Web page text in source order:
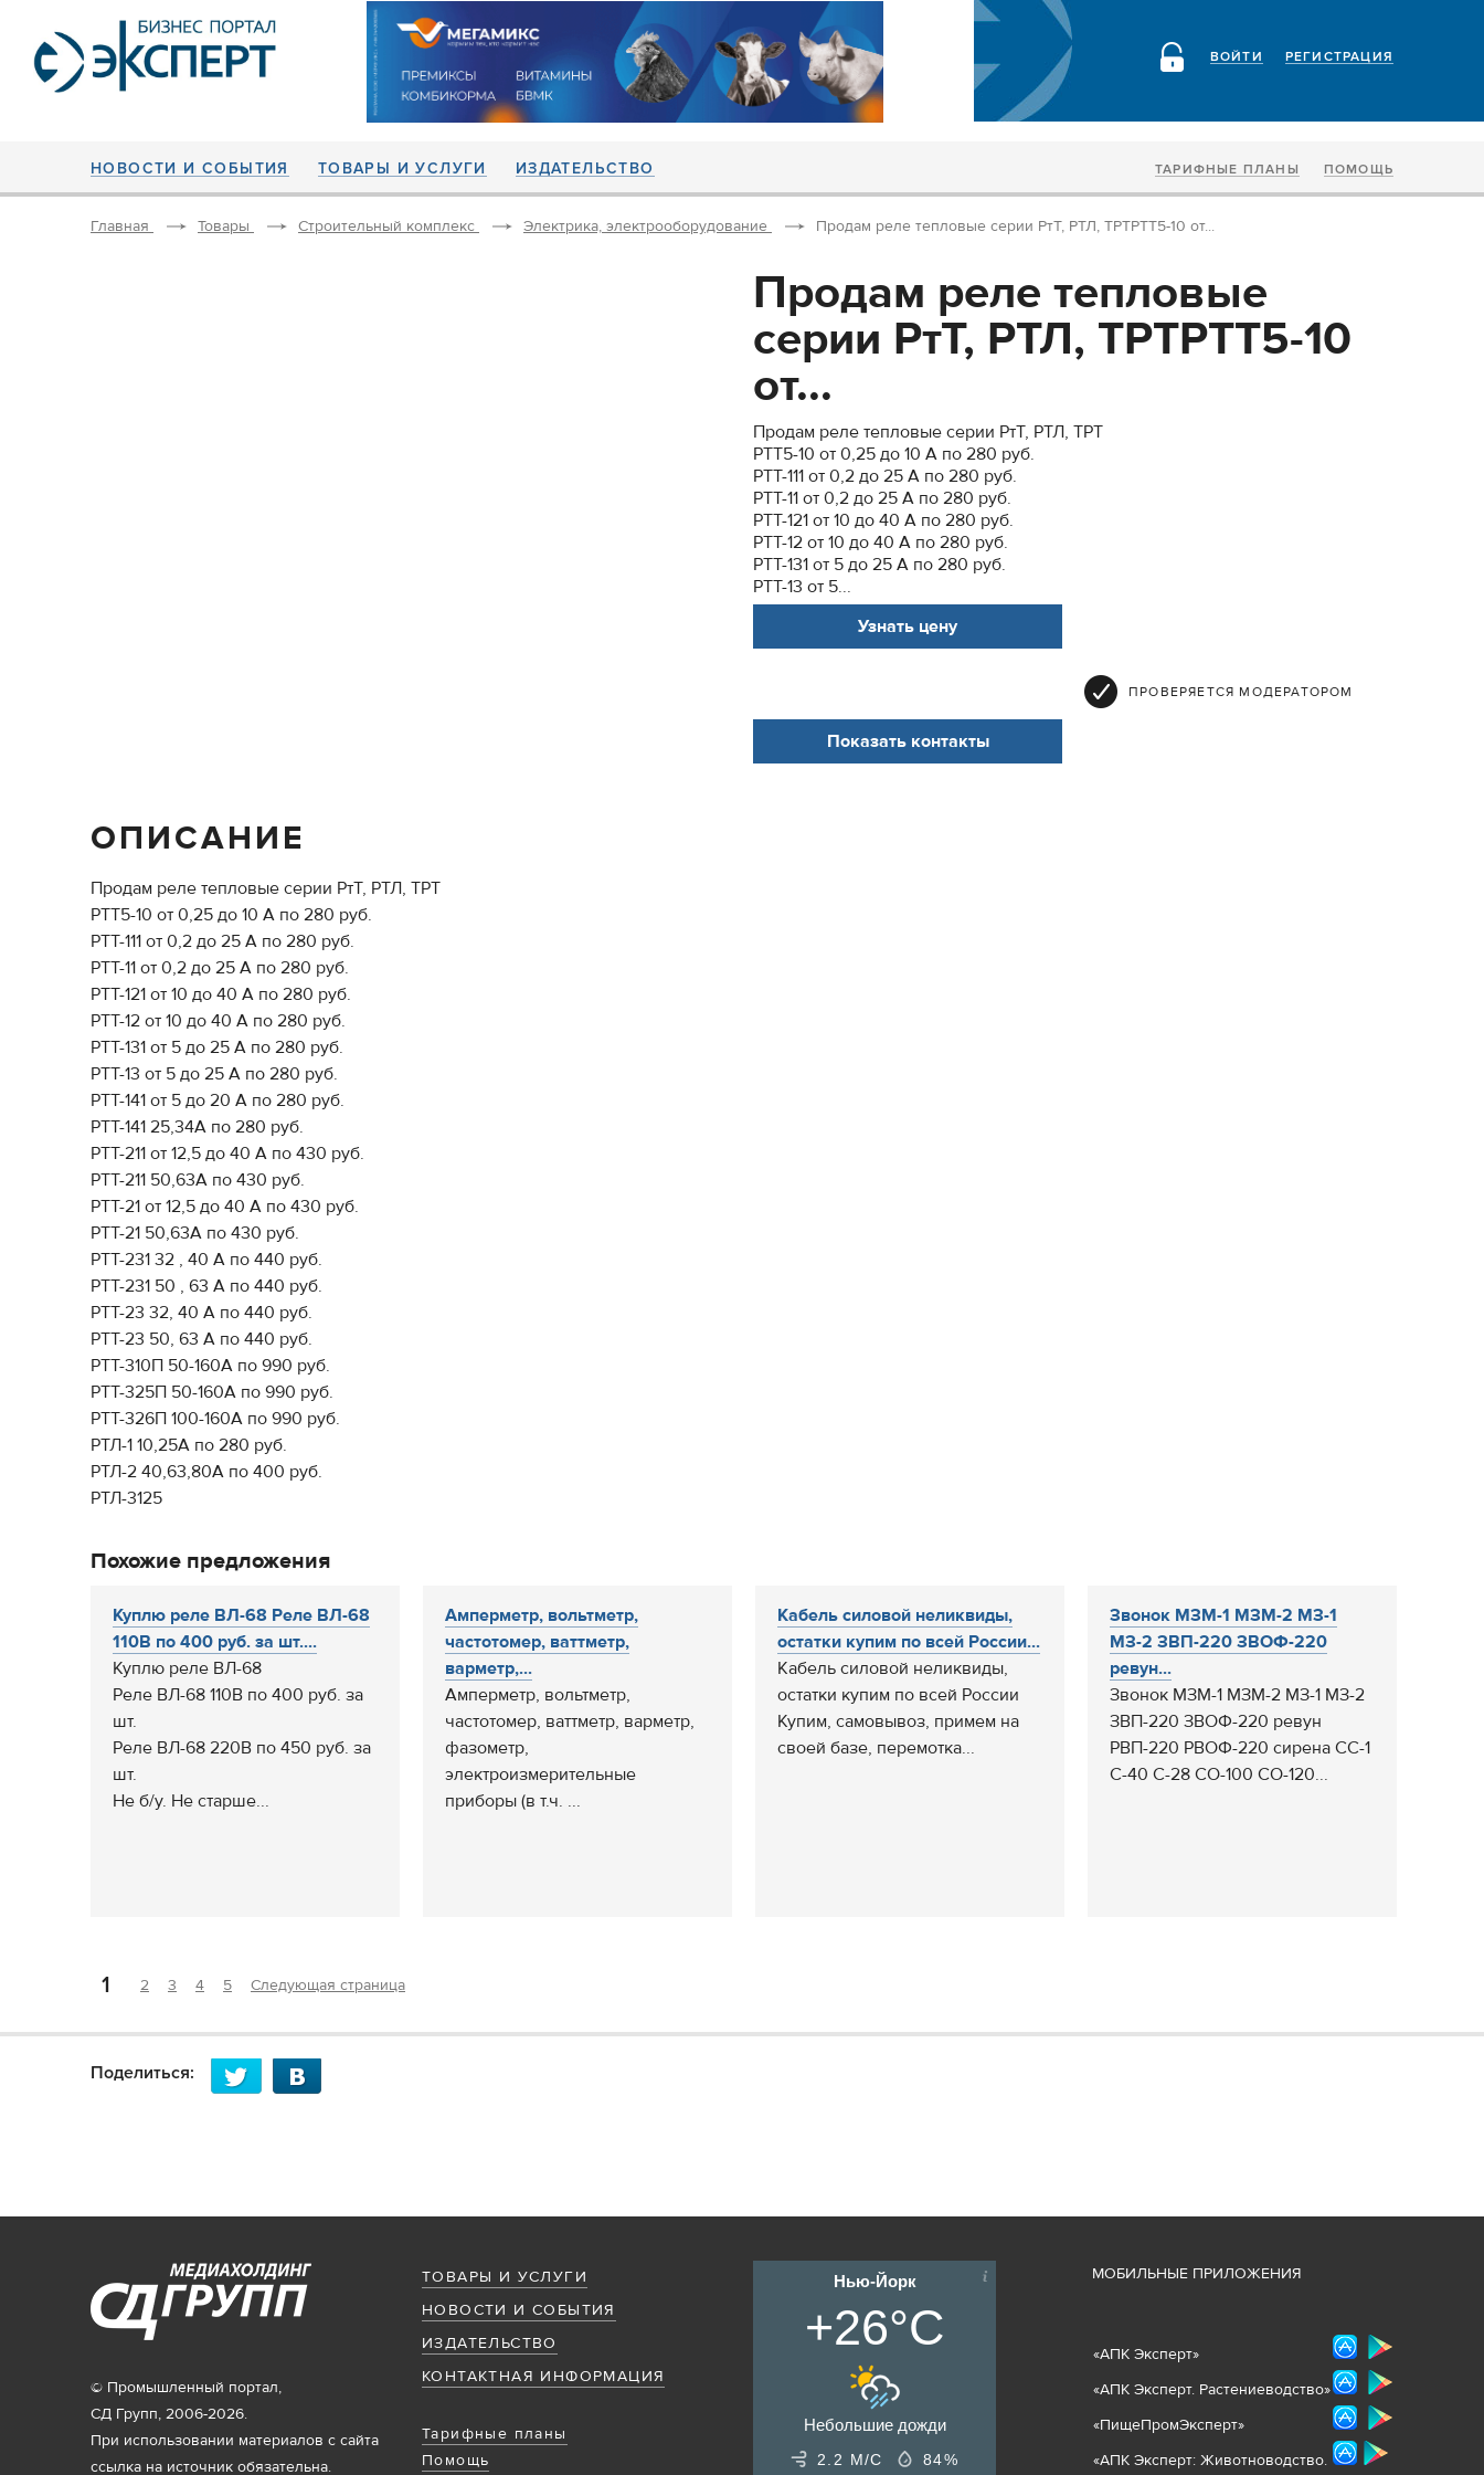
РЕГИСТРАЦИЯ
ВОЙТИ
НОВОСТИ И СОБЫТИЯ ТОВАРЫ И УСЛУГИ ИЗДАТЕЛЬСТВО ТАРИФНЫЕ ПЛАНЫ ПОМОЩЬ
Главная Товары Строительный комплекс Электрика, электрооборудование Продам реле тепловые серии РтТ, РТЛ, ТРТРТТ5-10 от...
Продам реле тепловые
серии РтТ, РТЛ, ТРТРТТ5-10
от...
Продам реле тепловые серии РтТ, РТЛ, ТРТ
РТТ5-10 от 0,25 до 10 А по 280 руб.
РТТ-111 от 0,2 до 25 А по 280 руб.
РТТ-11 от 0,2 до 25 А по 280 руб.
РТТ-121 от 10 до 40 А по 280 руб.
РТТ-12 от 10 до 40 А по 280 руб.
РТТ-131 от 5 до 25 А по 280 руб.
РТТ-13 от 5...
Узнать цену
ПРОВЕРЯЕТСЯ МОДЕРАТОРОМ
Показать контакты
ОПИСАНИЕ
Продам реле тепловые серии РтТ, РТЛ, ТРТ
РТТ5-10 от 0,25 до 10 А по 280 руб.
РТТ-111 от 0,2 до 25 А по 280 руб.
РТТ-11 от 0,2 до 25 А по 280 руб.
РТТ-121 от 10 до 40 А по 280 руб.
РТТ-12 от 10 до 40 А по 280 руб.
РТТ-131 от 5 до 25 А по 280 руб.
РТТ-13 от 5 до 25 А по 280 руб.
РТТ-141 от 5 до 20 А по 280 руб.
РТТ-141 25,34А по 280 руб.
РТТ-211 от 12,5 до 40 А по 430 руб.
РТТ-211 50,63А по 430 руб.
РТТ-21 от 12,5 до 40 А по 430 руб.
РТТ-21 50,63А по 430 руб.
РТТ-231 32 , 40 А по 440 руб.
РТТ-231 50 , 63 А по 440 руб.
РТТ-23 32, 40 А по 440 руб.
РТТ-23 50, 63 А по 440 руб.
РТТ-310П 50-160А по 990 руб.
РТТ-325П 50-160А по 990 руб.
РТТ-326П 100-160А по 990 руб.
РТЛ-1 10,25А по 280 руб.
РТЛ-2 40,63,80А по 400 руб.
РТЛ-3125
Похожие предложения
Куплю реле ВЛ-68 Реле ВЛ-68
110В по 400 руб. за шт....
Куплю реле ВЛ-68
Реле ВЛ-68 110В по 400 руб. за
шт.
Реле ВЛ-68 220В по 450 руб. за
шт.
Не б/у. Не старше...
Амперметр, вольтметр,
частотомер, ваттметр,
варметр,...
Амперметр, вольтметр,
частотомер, ваттметр, варметр,
фазометр,
электроизмерительные
приборы (в т.ч. ...
Кабель силовой неликвиды,
остатки купим по всей России...
Кабель силовой неликвиды,
остатки купим по всей России
Купим, самовывоз, примем на
своей базе, перемотка...
Звонок МЗМ-1 МЗМ-2 МЗ-1
МЗ-2 ЗВП-220 ЗВОФ-220
ревун...
Звонок МЗМ-1 МЗМ-2 МЗ-1 МЗ-2
ЗВП-220 ЗВОФ-220 ревун
РВП-220 РВОФ-220 сирена СС-1
С-40 С-28 СО-100 СО-120...
1 2 3 4 5 Следующая страница
Поделиться:
ТОВАРЫ И УСЛУГИ
НОВОСТИ И СОБЫТИЯ
ИЗДАТЕЛЬСТВО
КОНТАКТНАЯ ИНФОРМАЦИЯ
Тарифные планы
Помощь
© Промышленный портал,
СД Групп, 2006-2026.
При использовании материалов с сайта
ссылка на источник обязательна.
Нью-Йорк
+26°C
Небольшие дожди
2.2 М/С 84%
МОБИЛЬНЫЕ ПРИЛОЖЕНИЯ
«АПК Эксперт»
«АПК Эксперт. Растениеводство»
«ПищеПромЭксперт»
«АПК Эксперт: Животноводство.